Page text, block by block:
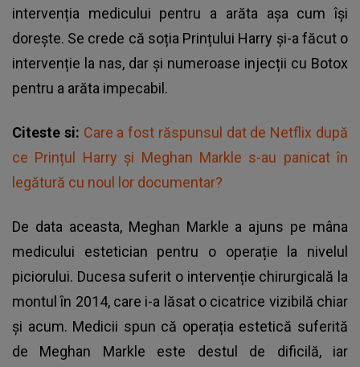
intervenția medicului pentru a arăta așa cum își
dorește. Se crede că soția Prințului Harry și-a făcut o
intervenție la nas, dar și numeroase injecții cu Botox
pentru a arăta impecabil.
Citeste si: Care a fost răspunsul dat de Netflix după
ce Prințul Harry și Meghan Markle s-au panicat în
legătură cu noul lor documentar?
De data aceasta, Meghan Markle a ajuns pe mâna
medicului estetician pentru o operație la nivelul
piciorului. Ducesa suferit o intervenție chirurgicală la
montul în 2014, care i-a lăsat o cicatrice vizibilă chiar
și acum. Medicii spun că operația estetică suferită
de Meghan Markle este destul de dificilă, iar